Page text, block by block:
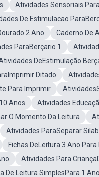
Atividades Sensoriais
De Estimulacao
2 Ano
Caderno De
ParaBerçario 1
DeEstimulação
Ditado
Para Imprimir
Anos
Atividades
O Momento Da Leitura
Atividades ParaSeparar
Fichas DeLeitura 3 Ano
Atividades Para
De Leitura SimplesPara 1 Ano